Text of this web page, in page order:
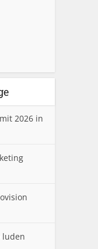
2026 in
luden